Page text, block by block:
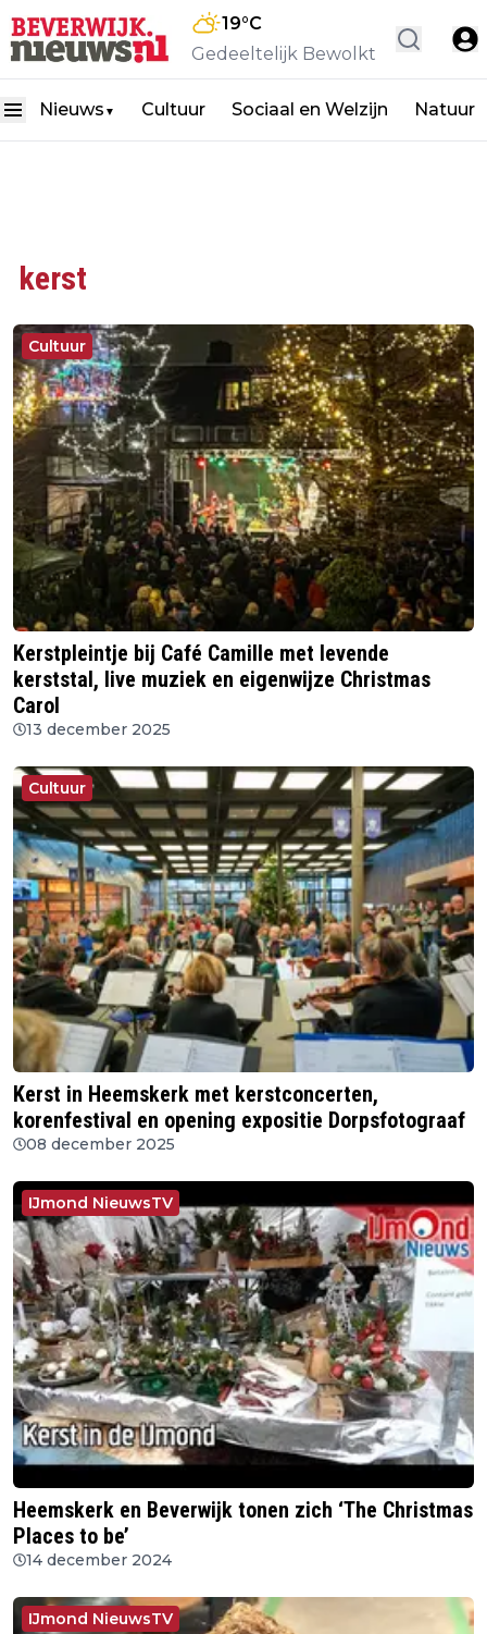
19°C
Gedeeltelijk Bewolkt
Nieuws ▼ Cultuur Sociaal en Welzijn Natuur
kerst
Cultuur
Kerstpleintje bij Café Camille met levende
kerststal, live muziek en eigenwijze Christmas
Carol
13 december 2025
Cultuur
Kerst in Heemskerk met kerstconcerten,
korenfestival en opening expositie Dorpsfotograaf
08 december 2025
IJmond NieuwsTV
Heemskerk en Beverwijk tonen zich ‘The Christmas
Places to be’
14 december 2024
IJmond NieuwsTV